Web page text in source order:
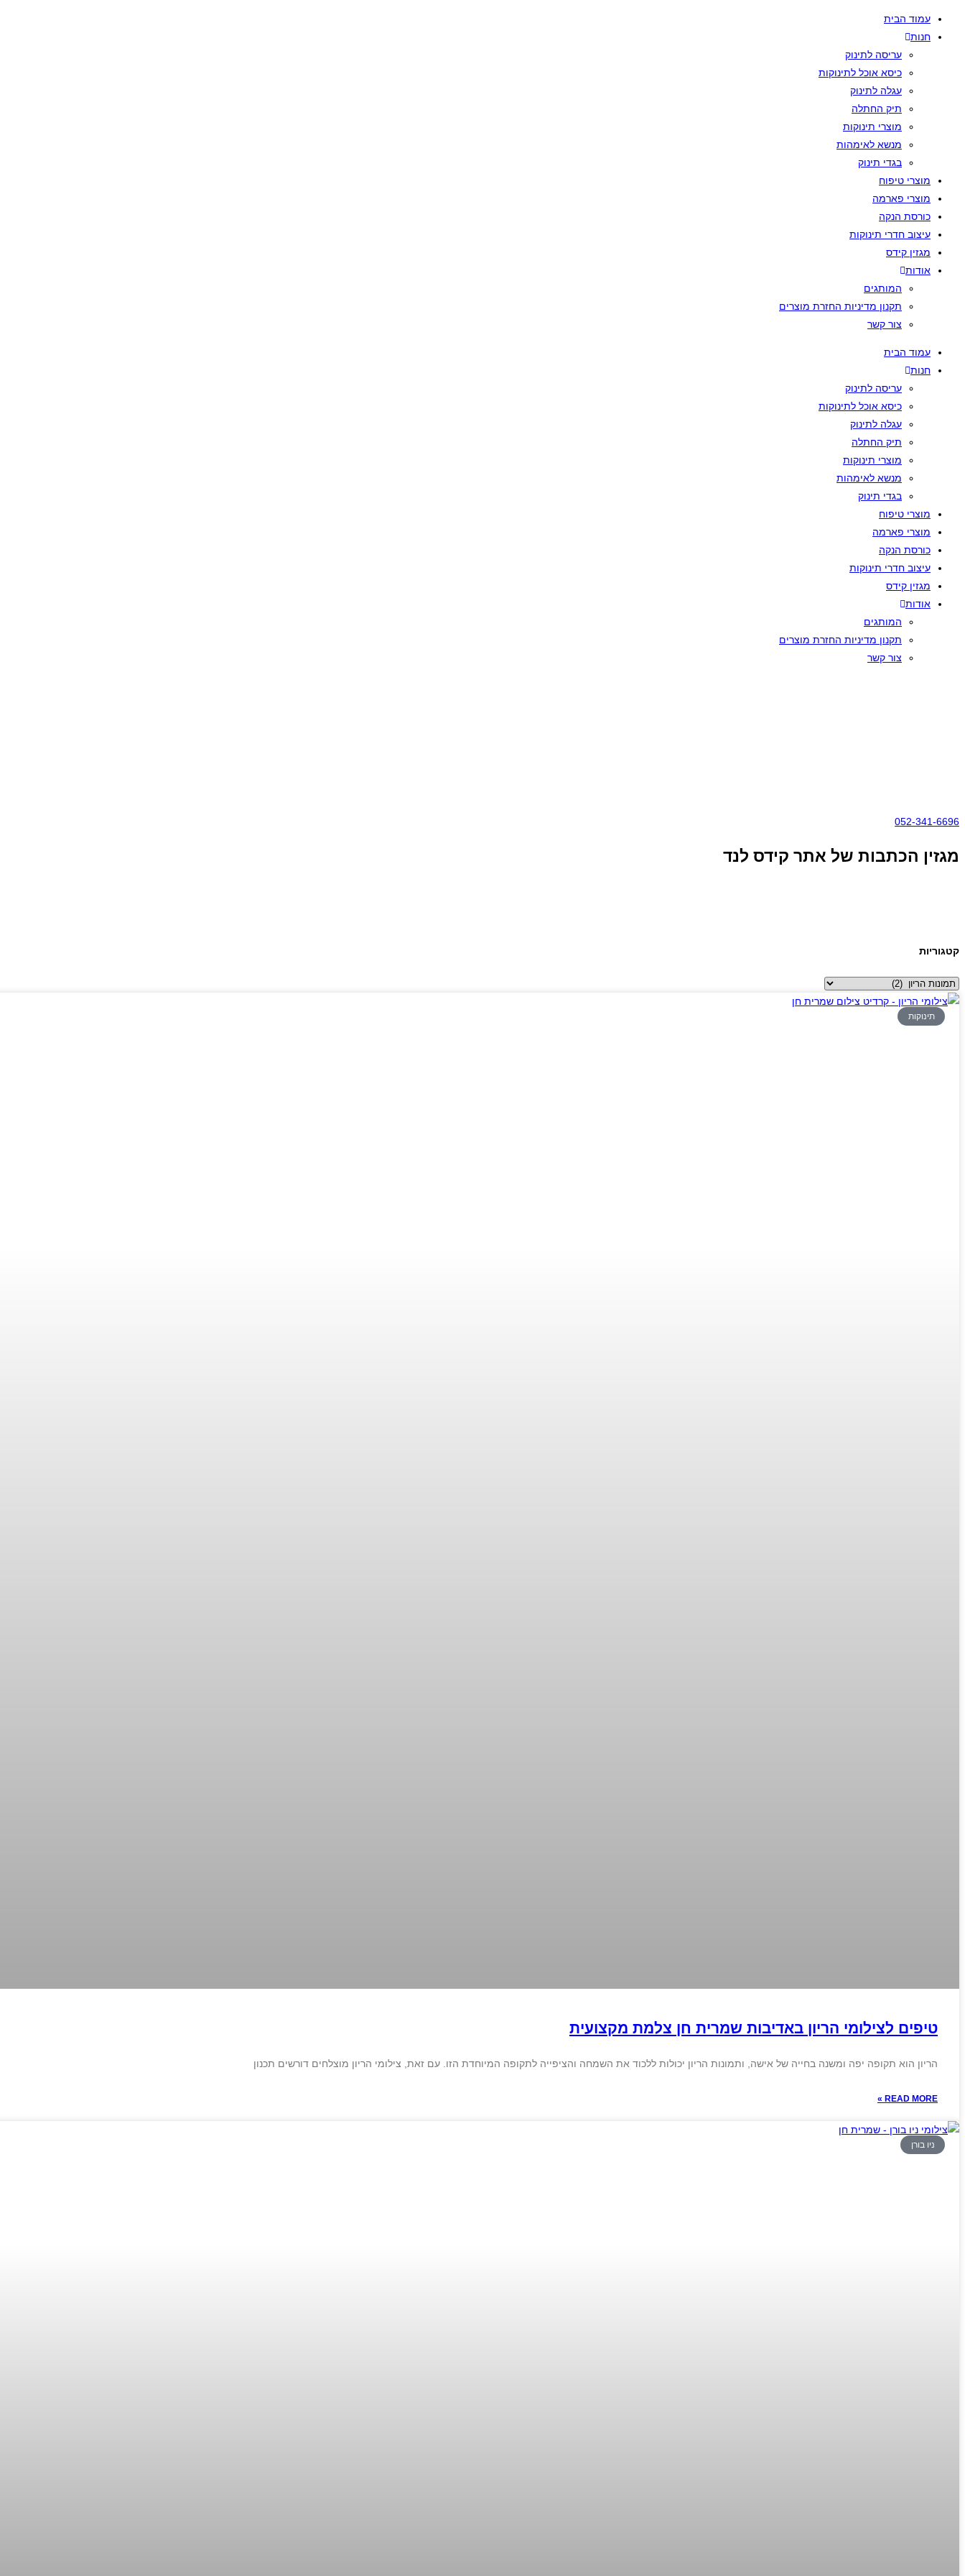
Skip
עמוד הבית
חנות
עריסה לתינוק
כיסא אוכל לתינוקות
עגלה לתינוק
תיק החתלה
מוצרי תינוקות
מנשא לאימהות
בגדי תינוק
מוצרי טיפוח
מוצרי פארמה
כורסת הנקה
עיצוב חדרי תינוקות
מגזין קידס
אודות
המותגים
תקנון מדיניות החזרת מוצרים
צור קשר
עמוד הבית
חנות
עריסה לתינוק
כיסא אוכל לתינוקות
עגלה לתינוק
תיק החתלה
מוצרי תינוקות
מנשא לאימהות
בגדי תינוק
מוצרי טיפוח
מוצרי פארמה
כורסת הנקה
עיצוב חדרי תינוקות
מגזין קידס
אודות
המותגים
תקנון מדיניות החזרת מוצרים
צור קשר
052-341-6696
מגזין הכתבות של אתר קידס לנד
קטגוריות
קטגוריות
תינוקות
טיפים לצילומי הריון באדיבות שמרית חן צלמת מקצועית
הריון הוא תקופה יפה ומשנה בחייה של אישה, ותמונות הריון יכולות ללכוד את השמחה והציפייה לתקופה המיוחדת הזו. עם זאת, צילומי הריון מוצלחים דורשים תכנון
READ MORE »
ניו בורן